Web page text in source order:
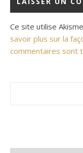
Ce site utilise
savoir plus sur la
commentaires sont